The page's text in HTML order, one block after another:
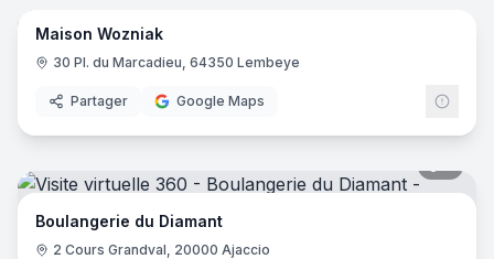
Maison Wozniak
30 Pl. du Marcadieu, 64350 Lembeye
Partager Google Maps
Boulangerie du Diamant
2 Cours Grandval, 20000 Ajaccio